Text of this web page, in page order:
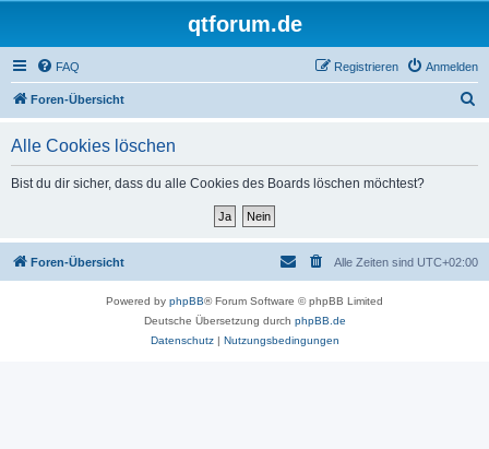
qtforum.de
FAQ Anmelden
Registrieren
Foren-Übersicht
Alle Cookies löschen
Bist du dir sicher, dass du alle Cookies des Boards löschen möchtest?
Foren-Übersicht Alle Zeiten sind UTC+02:00
Powered by phpBB® Forum Software © phpBB Limited
Deutsche Übersetzung durch phpBB.de
Datenschutz| Nutzungsbedingungen